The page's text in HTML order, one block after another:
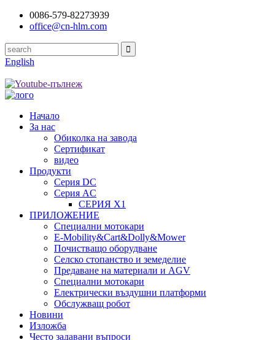
0086-579-82273939
office@cn-hlm.com
English
Начало
За нас
Обиколка на завода
Сертификат
видео
Продукти
Серия DC
Серия AC
СЕРИЯ X1
ПРИЛОЖЕНИЕ
Специални мотокари
E-Mobility&Cart&Dolly&Mower
Почистващо оборудване
Селско стопанство и земеделие
Предаване на материали и AGV
Специални мотокари
Електрически въздушни платформи
Обслужващ робот
Новини
Изложба
Често задавани въпроси